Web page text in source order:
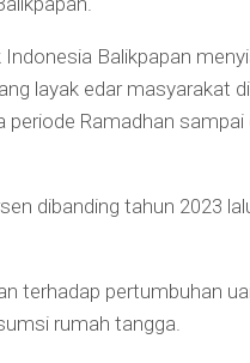
Balikpapan
layak edar masyarakat
Ramadhan sampai
dibanding tahun 2023
terhadap pertumbuhan
rumah tangga.